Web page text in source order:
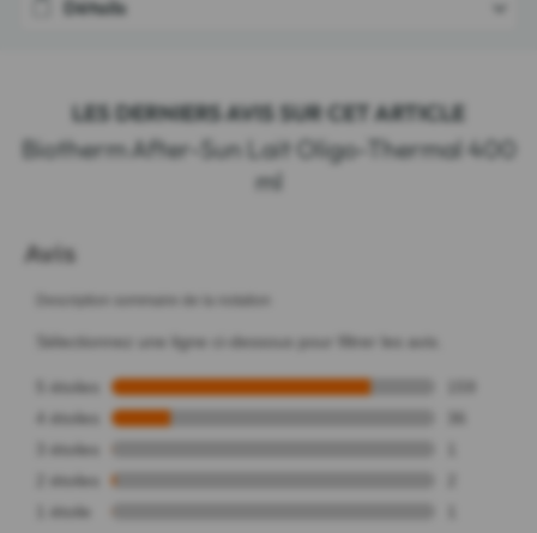
Détails
LES DERNIERS AVIS SUR CET ARTICLE
Biotherm After-Sun Lait Oligo-Thermal 400
ml